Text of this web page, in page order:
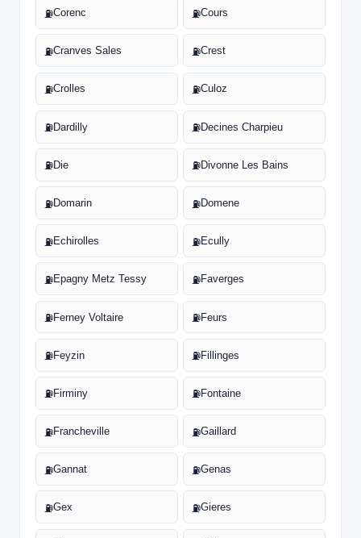
⛽Corenc ⛽Cours
⛽Cranves Sales ⛽Crest
⛽Crolles ⛽Culoz
⛽Dardilly ⛽Decines Charpieu
⛽Die ⛽Divonne Les Bains
⛽Domarin ⛽Domene
⛽Echirolles ⛽Ecully
⛽Epagny Metz Tessy ⛽Faverges
⛽Ferney Voltaire ⛽Feurs
⛽Feyzin ⛽Fillinges
⛽Firminy ⛽Fontaine
⛽Francheville ⛽Gaillard
⛽Gannat ⛽Genas
⛽Gex ⛽Gieres